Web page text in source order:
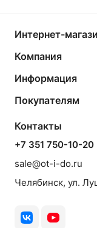
Интернет-
Компания
Информация
Покупателям
Контакты
+7 351 750-10-20
sale@ot-i-do.ru
Челябинск, ул.